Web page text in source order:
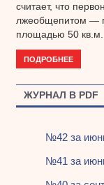
считает, что
лжеобщепитом —
площадью 50 кв.м.
ПОДРОБНЕЕ
ЖУРНАЛ В PDF
№42 за
№41 за